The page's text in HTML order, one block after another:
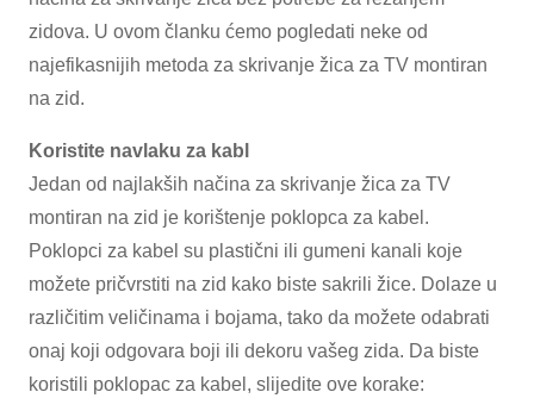
zidova. U ovom članku ćemo pogledati neke od
najefikasnijih metoda za skrivanje žica za TV montiran
na zid.
Koristite navlaku za kabl
Jedan od najlakših načina za skrivanje žica za TV
montiran na zid je korištenje poklopca za kabel.
Poklopci za kabel su plastični ili gumeni kanali koje
možete pričvrstiti na zid kako biste sakrili žice. Dolaze u
različitim veličinama i bojama, tako da možete odabrati
onaj koji odgovara boji ili dekoru vašeg zida. Da biste
koristili poklopac za kabel, slijedite ove korake: